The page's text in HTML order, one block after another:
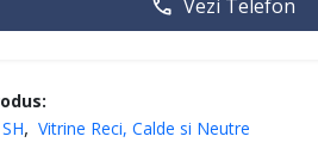
Vitrine Reci, Calde si Neutre
Vezi Telefon